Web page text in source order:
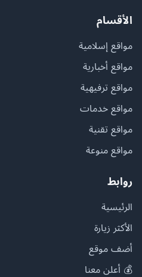
الأقسام
مواقع إسلامية
مواقع أخبارية
مواقع ترفيهية
مواقع خدمات
مواقع تقنية
مواقع منوعة
روابط
الرئيسية
الأكثر زيارة
أضف موقع
💰 أعلن معنا